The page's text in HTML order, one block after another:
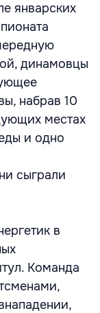
январских
динамовцы
набрав 10
местах
и одно
сыграли
в
Команда